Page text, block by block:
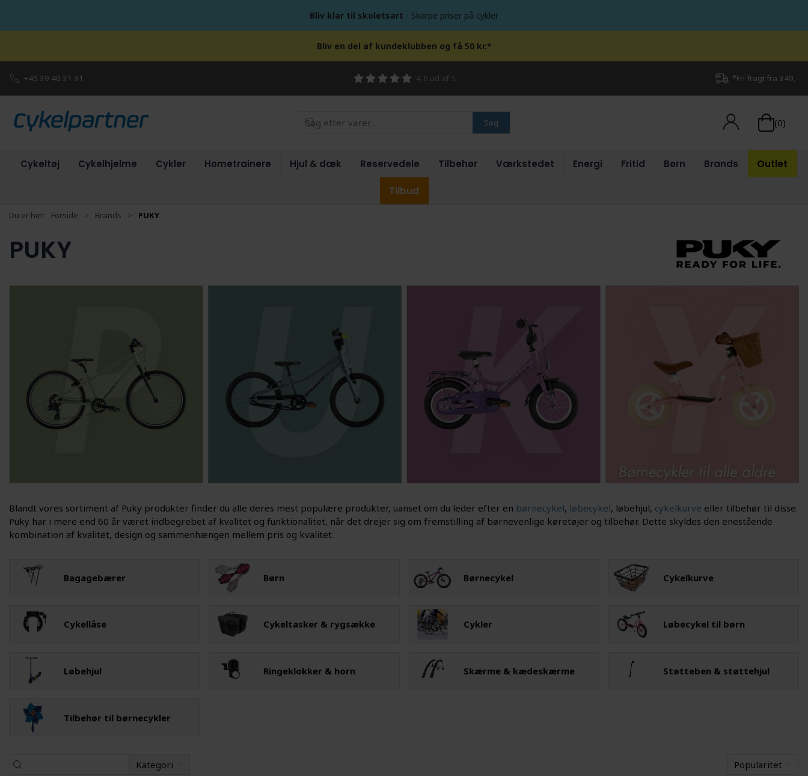
Bliv klar til skoletsart - Skarpe priser på cykler
Bliv en del af kundeklubben og få 50 kr.*
+45 39 40 31 31 4,6 ud af 5 *Fri fragt fra 349,-
Søg (0)
Cykeltøj Cykelhjelme Cykler Hometrainere Hjul & dæk Reservedele Tilbehør Værkstedet Energi Fritid Børn Brands Outlet
Tilbud
Du er her: Forside Brands PUKY
PUKY
Blandt vores sortiment af Puky produkter finder du alle deres mest populære produkter, uanset om du leder efter en børnecykel, løbecykel, løbehjul, cykelkurve eller tilbehør til disse.
Puky har i mere end 60 år været indbegrebet af kvalitet og funktionalitet, når det drejer sig om fremstilling af børnevenlige køretøjer og tilbehør. Dette skyldes den enestående
kombination af kvalitet, design og sammenhængen mellem pris og kvalitet.
Bagagebærer Børn Børnecykel Cykelkurve
Cykellåse Cykeltasker & rygsække Cykler Løbecykel til børn
Løbehjul Ringeklokker & horn Skærme & kædeskærme Støtteben & støttehjul
Tilbehør til børnecykler
Kategori Popularitet